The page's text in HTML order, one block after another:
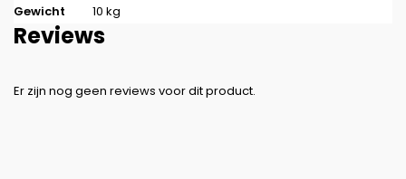
Gewicht 10 kg
Reviews